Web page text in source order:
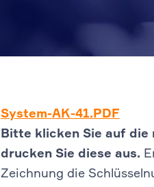
System-AK-41.PDF
Bitte klicken Sie auf die
drucken Sie diese aus.
Zeichnung die